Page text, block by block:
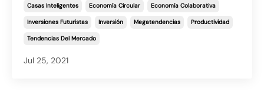
Casas Inteligentes Economía Circular Economía Colaborativa
Inversiones Futuristas Inversión Megatendencias Productividad
Tendencias Del Mercado
Jul 25, 2021